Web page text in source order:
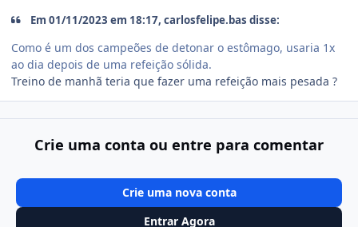
Em 01/11/2023 em 18:17, carlosfelipe.bas disse:
Como é um dos campeões de detonar o estômago, usaria 1x
ao dia depois de uma refeição sólida.
Treino de manhã teria que fazer uma refeição mais pesada ?
Crie uma conta ou entre para comentar
Crie uma nova conta
Entrar Agora